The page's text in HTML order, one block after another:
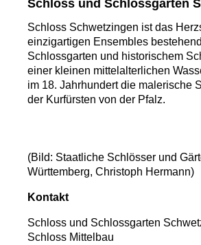
Schloss und Schlossgarten
Schloss Schwetzingen ist das
einzigartigen Ensembles
Schlossgarten und historischem
einer kleinen mittelalterlichen
im 18. Jahrhundert die malerische
der Kurfürsten von der Pfalz.
(Bild: Staatliche Schlösser und
Württemberg, Christoph Hermann)
Kontakt
Schloss und Schlossgarten
Schloss Mittelbau